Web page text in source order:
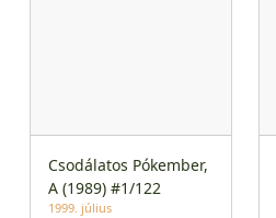
Csodálatos Pókember,
A (1989) #1/122
1999. július